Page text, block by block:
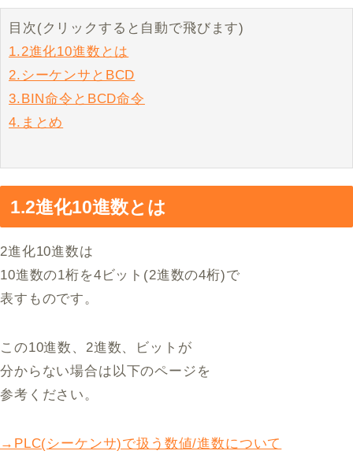
目次(クリックすると自動で飛びます)
1.2進化10進数とは
2.シーケンサとBCD
3.BIN命令とBCD命令
4.まとめ
1.2進化10進数とは
2進化10進数は
10進数の1桁を4ビット(2進数の4桁)で
表すものです。
この10進数、2進数、ビットが
分からない場合は以下のページを
参考ください。
→PLC(シーケンサ)で扱う数値/進数について